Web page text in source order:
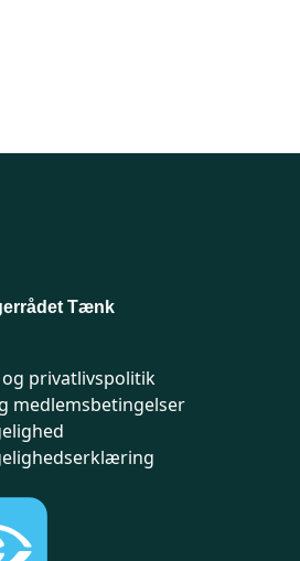
Tænk
og privatlivspolitik
medlemsbetingelser